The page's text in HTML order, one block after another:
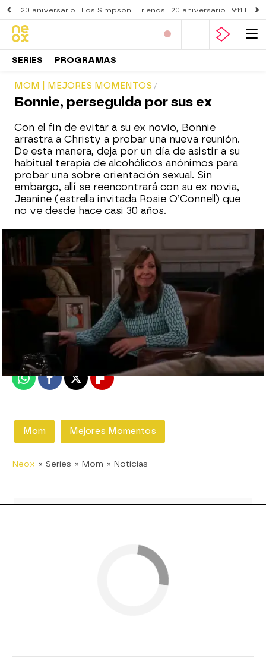
20 aniversario Los Simpson Friends 20 aniversario 911
SERIES PROGRAMAS
MOM | MEJORES MOMENTOS
Bonnie, perseguida por sus ex
Con el fin de evitar a su ex novio, Bonnie
arrastra a Christy a probar una nueva reunión.
De esta manera, deja por un día de asistir a su
habitual terapia de alcohólicos anónimos para
probar una sobre orientación sexual. Sin
embargo, allí se reencontrará con su ex novia,
Jeanine (estrella invitada Rosie O’Connell) que
no ve desde hace casi 30 años.
neox
Madrid
08 de marzo de 2016, 10:37
WhatsappFacebook
X Flipboard
Mom Mejores Momentos
Neox » Series » Mom » Noticias